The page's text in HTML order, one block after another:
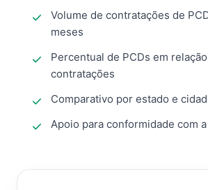
Volume de contratações de
meses
Percentual de PCDs em
contratações
Comparativo por estado e
Apoio para conformidade com